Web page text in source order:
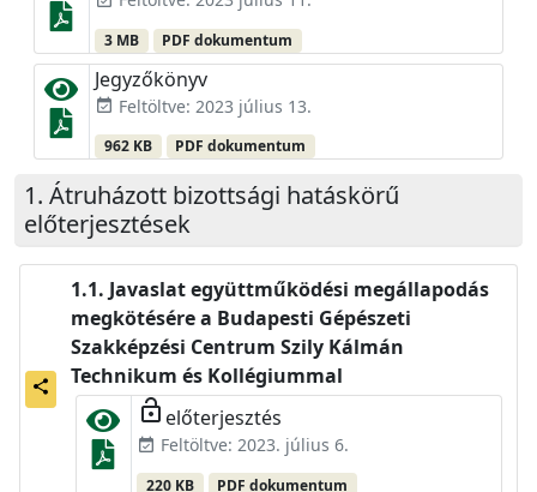
3 MB PDF dokumentum
Jegyzőkönyv
event_available Feltöltve: 2023 július 13.
962 KB PDF dokumentum
Átruházott bizottsági hatáskörű
előterjesztések
share
Javaslat együttműködési megállapodás
megkötésére a Budapesti Gépészeti
Szakképzési Centrum Szily Kálmán
Technikum és Kollégiummal
lock_open előterjesztés
event_available Feltöltve: 2023. július 6.
220 KB PDF dokumentum